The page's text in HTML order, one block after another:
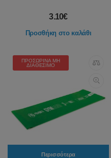
3.10€
Προσθήκη στο καλάθι
ΠΡΟΣΩΡΙΝΆ ΜΗ
ΔΙΑΘΈΣΙΜΟ
Περισσότερα